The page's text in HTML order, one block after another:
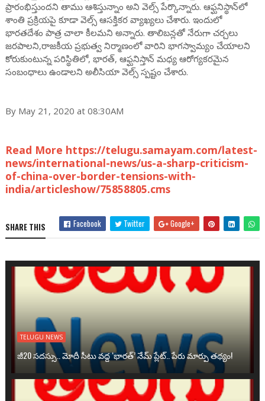
ప్రారంభిస్తుందని తాము ఆశిస్తున్నాం అని వెల్స్ పేర్కొన్నారు. ఆఫ్ఘనిస్థాన్‌లో
శాంతి ప్రక్రియపై కూడా వెల్స్ ఆసక్తికర వ్యాఖ్యలు చేశారు. ఇందులో
భారతదేశం పాత్ర చాలా కీలమని అన్నారు. తాలిబన్లతో నేరుగా చర్చలు
జరపాలని,రాజకీయ ప్రభుత్వ నిర్మాణంలో వారిని భాగస్వామ్యం చేయాలని
కోరుకుంటున్న పరిస్థితిలో, భారత్, ఆఫ్ఘనిస్తాన్ మధ్య ఆరోగ్యకరమైన
సంబంధాలు ఉండాలని అలీసియా వెల్స్ స్పష్టం చేశారు.
By May 21, 2020 at 08:30AM
Read More https://telugu.samayam.com/latest-
news/international-news/us-a-sharp-criticism-
of-china-over-border-tensions-with-
india/articleshow/75858805.cms
SHARE THIS Facebook Twitter Google+
TELUGU NEWS
జీ20 సదస్సు.. మోదీ సీటు వద్ద ‘భారత్’ నేమ్ ప్లేట్‌.. పేరు మార్పు తథ్యం!